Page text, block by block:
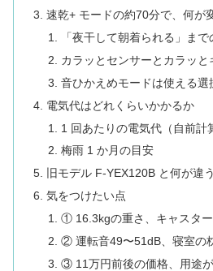
速乾+ モードの約70分で、何が
「夜干して朝着られる」ま
カラッとセンサーとカラッと
音ひかえめモードは使える選
電気代はどれくらいかかるか
1 回あたりの電気代（自前計
梅雨 1 か月の目安
旧モデル F-YEX120B と何が違
気をつけたい点
① 16.3kgの重さ、キャスタ
② 運転音49〜51dB、寝室の
③ 11万円前後の価格、用途